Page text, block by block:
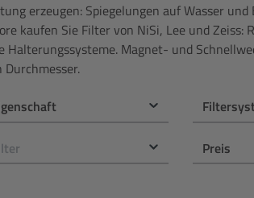
erzeugen: Spiegelungen auf Wasser
kaufen Sie Filter von NiSi, Lee und
Magnet- und
Preis